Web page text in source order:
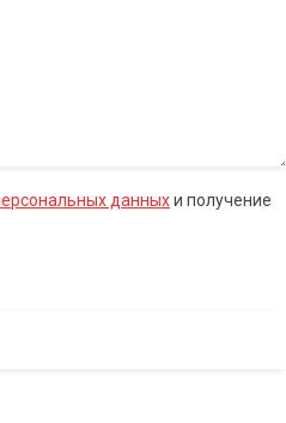
данныхи получение